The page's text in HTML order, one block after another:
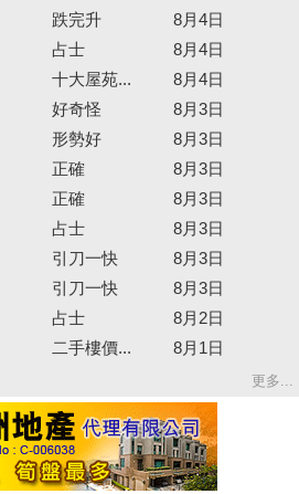
跌完升
8月4日
占士
8月4日
十大屋苑...
8月4日
好奇怪
8月3日
形勢好
8月3日
正確
8月3日
正確
8月3日
占士
8月3日
引刀一快
8月3日
引刀一快
8月3日
占士
8月2日
二手樓價... 8月1日
更多...